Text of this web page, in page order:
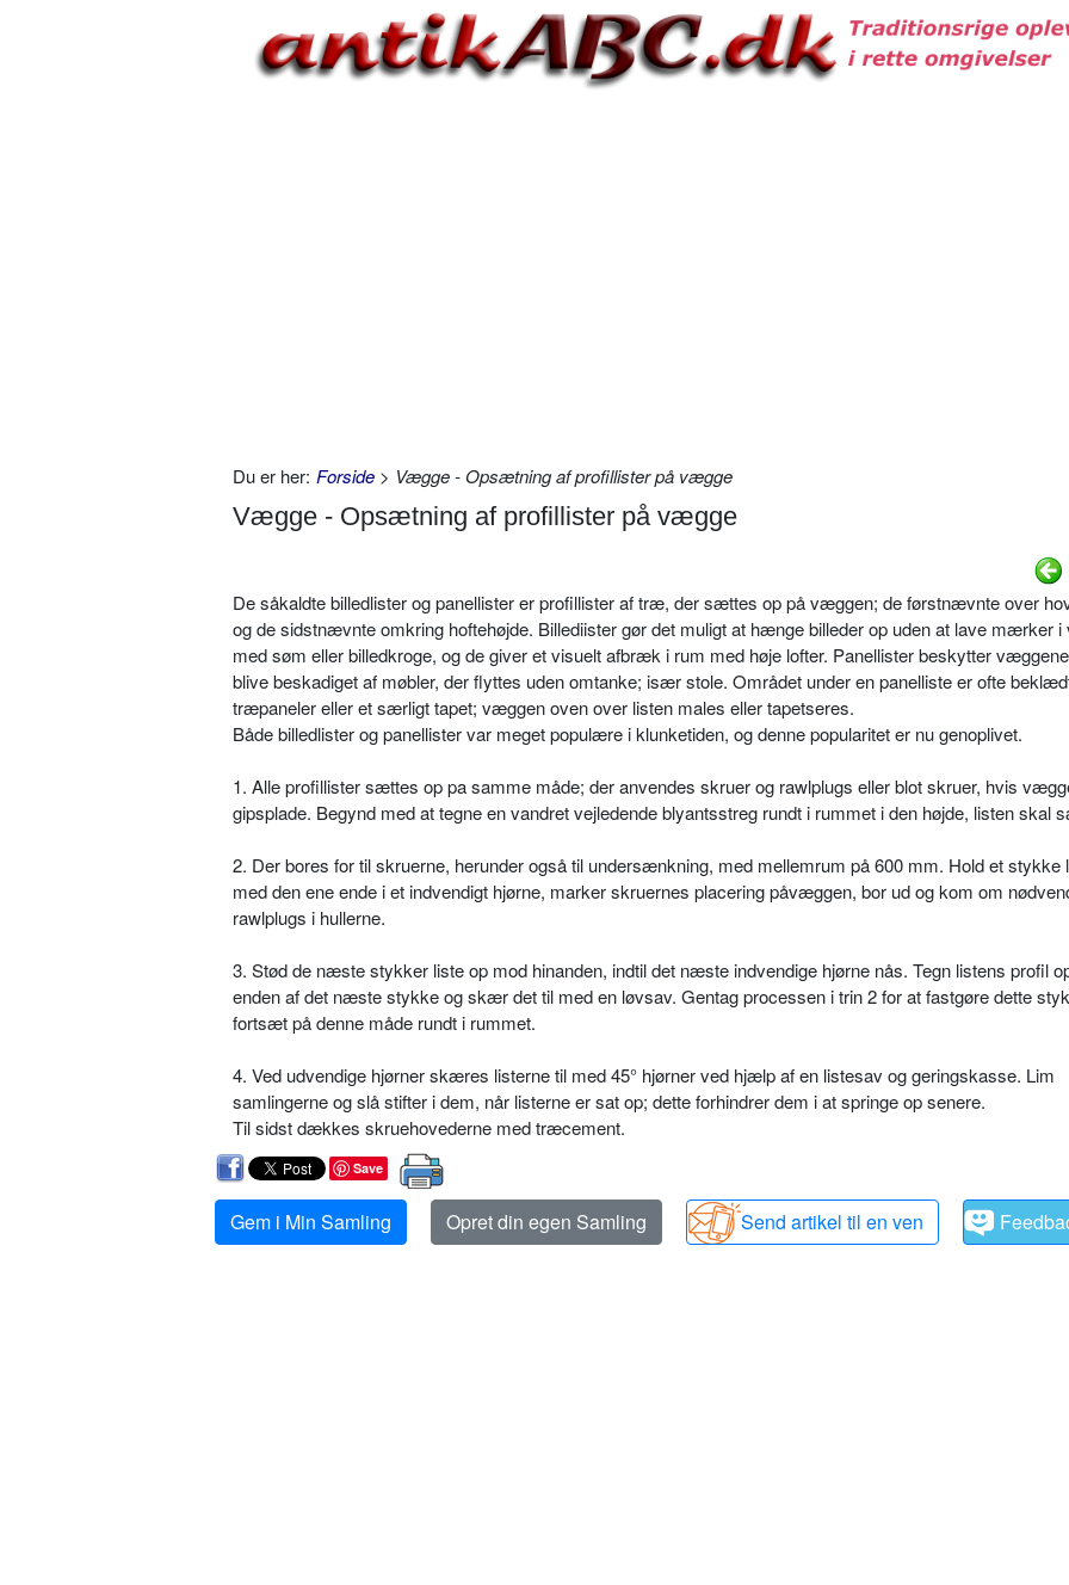
Du er her: Forside > Vægge - Opsætning af profillister på vægge
Vægge - Opsætning af profillister på vægge
De såkaldte billedlister og panellister er profillister af træ, der sættes op på væggen; de førstnævnte over
og de sidstnævnte omkring hoftehøjde. Billediister gør det muligt at hænge billeder op uden at lave mærker
med søm eller billedkroge, og de giver et visuelt afbræk i rum med høje lofter. Panellister beskytter
blive beskadiget af møbler, der flyttes uden omtanke; især stole. Området under en panelliste er ofte
træpaneler eller et særligt tapet; væggen oven over listen males eller tapetseres.
Både billedlister og panellister var meget populære i klunketiden, og denne popularitet er nu genoplivet.
1. Alle profillister sættes op pa samme måde; der anvendes skruer og rawlplugs eller blot skruer, hvis
gipsplade. Begynd med at tegne en vandret vejledende blyantsstreg rundt i rummet i den højde, listen skal
2. Der bores for til skruerne, herunder også til undersænkning, med mellemrum på 600 mm. Hold et stykke
med den ene ende i et indvendigt hjørne, marker skruernes placering påvæggen, bor ud og kom om
rawlplugs i hullerne.
3. Stød de næste stykker liste op mod hinanden, indtil det næste indvendige hjørne nås. Tegn listens profil
enden af det næste stykke og skær det til med en løvsav. Gentag processen i trin 2 for at fastgøre dette
fortsæt på denne måde rundt i rummet.
4. Ved udvendige hjørner skæres listerne til med 45° hjørner ved hjælp af en listesav og geringskasse. Lim
samlingerne og slå stifter i dem, når listerne er sat op; dette forhindrer dem i at springe op senere.
Til sidst dækkes skruehovederne med træcement.
Save
Gem i Min Samling Opret din egen Samling Send artikel til en ven